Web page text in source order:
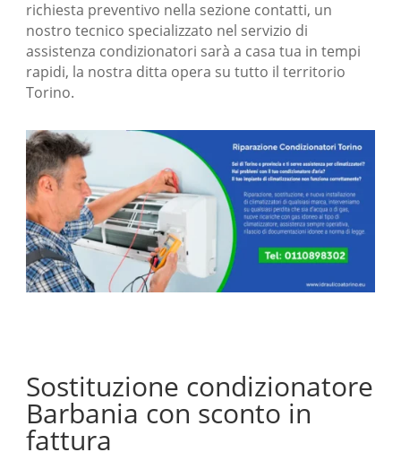
richiesta preventivo nella sezione contatti, un
nostro tecnico specializzato nel servizio di
assistenza condizionatori sarà a casa tua in tempi
rapidi, la nostra ditta opera su tutto il territorio
Torino.
Sostituzione condizionatore
Barbania con sconto in
fattura